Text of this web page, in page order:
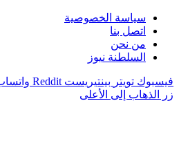
سياسة الخصوصية
اتصل بنا
من نحن
السلطنة نيوز
فيسبوك تويتر بينتيريست
زر الذهاب إلى الأعلى